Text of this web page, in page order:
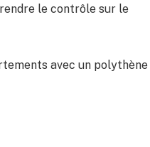
le contrôle sur le
avec un polythène